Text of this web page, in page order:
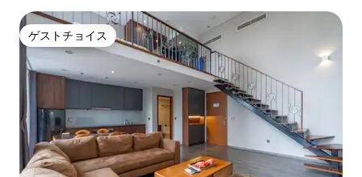
ゲストチョイス
ゲストチョイス